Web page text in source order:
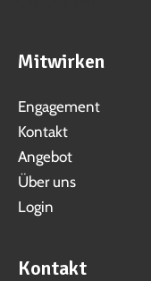
Mitwirken
Engagement
Kontakt
Angebot
Über uns
Login
Kontakt